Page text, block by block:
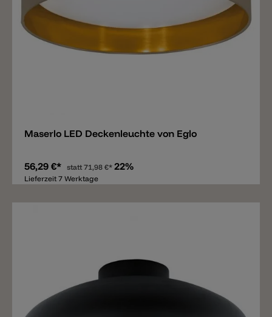
Maserlo LED Deckenleuchte von Eglo
56,29 €* statt71,98 €* 22%
Lieferzeit 7 Werktage